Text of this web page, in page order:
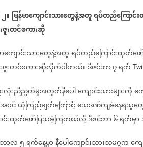
၂။ မြန်မာကျောင်းသားတွေနဲ့အတူရပ်တည်ကြောင်
ဇူးတင်စကားဆို
ာကျောင်းသားတွေနဲ့အတူရပ်တည်ကြောင်းထုတ်ဖ
ဇူးတင်စကားဆိုလိုက်ပါတယ်။ဒီဇင်ဘာ၇ရက်
လုံးညီညွတ်မှုအတွက်နီပေါကျောင်းသားများကိုက
ဝင်ယုံကြည်ချက်ကြောင့်သေဒဏ်ကျခံနေရသူ
င်းထုတ်ဖော်ပြသခဲ့ကြတယ်လို့ဒီဇင်ဘာ၆ရက်မှာ
ာလ၅ရက်နေ့မှာနီပေါကျောင်းသားသမဂ္ဂကကျ